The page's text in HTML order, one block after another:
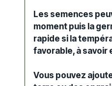
Les semences
moment puis la
rapide si la
favorable, à savoir
Vous pouvez